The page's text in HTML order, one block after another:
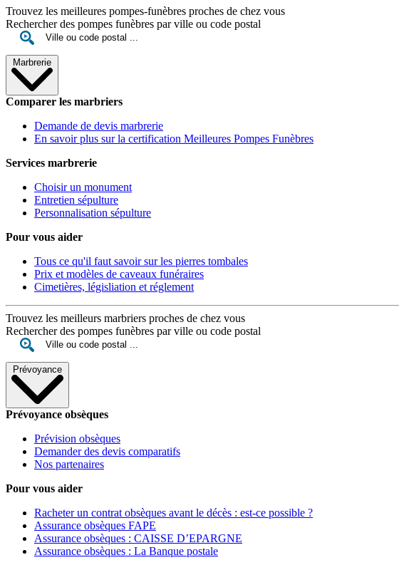
Trouvez les meilleures pompes-funèbres proches de chez vous
Rechercher des pompes funèbres par ville ou code postal
Marbrerie
Comparer les marbriers
Demande de devis marbrerie
En savoir plus sur la certification Meilleures Pompes Funèbres
Services marbrerie
Choisir un monument
Entretien sépulture
Personnalisation sépulture
Pour vous aider
Tous ce qu'il faut savoir sur les pierres tombales
Prix et modèles de caveaux funéraires
Cimetières, législiation et réglement
Trouvez les meilleurs marbriers proches de chez vous
Rechercher des pompes funèbres par ville ou code postal
Prévoyance
Prévoyance obsèques
Prévision obsèques
Demander des devis comparatifs
Nos partenaires
Pour vous aider
Racheter un contrat obsèques avant le décès : est-ce possible ?
Assurance obsèques FAPE
Assurance obsèques : CAISSE D’EPARGNE
Assurance obsèques : La Banque postale